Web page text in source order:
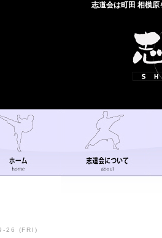
志道会は町田 相模
26 (FRI)